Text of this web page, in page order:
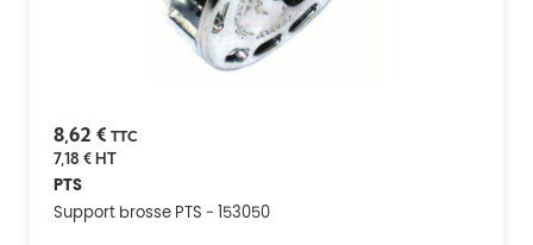
8,62 € TTC
7,18 €HT
PTS
Support brosse PTS - 153050